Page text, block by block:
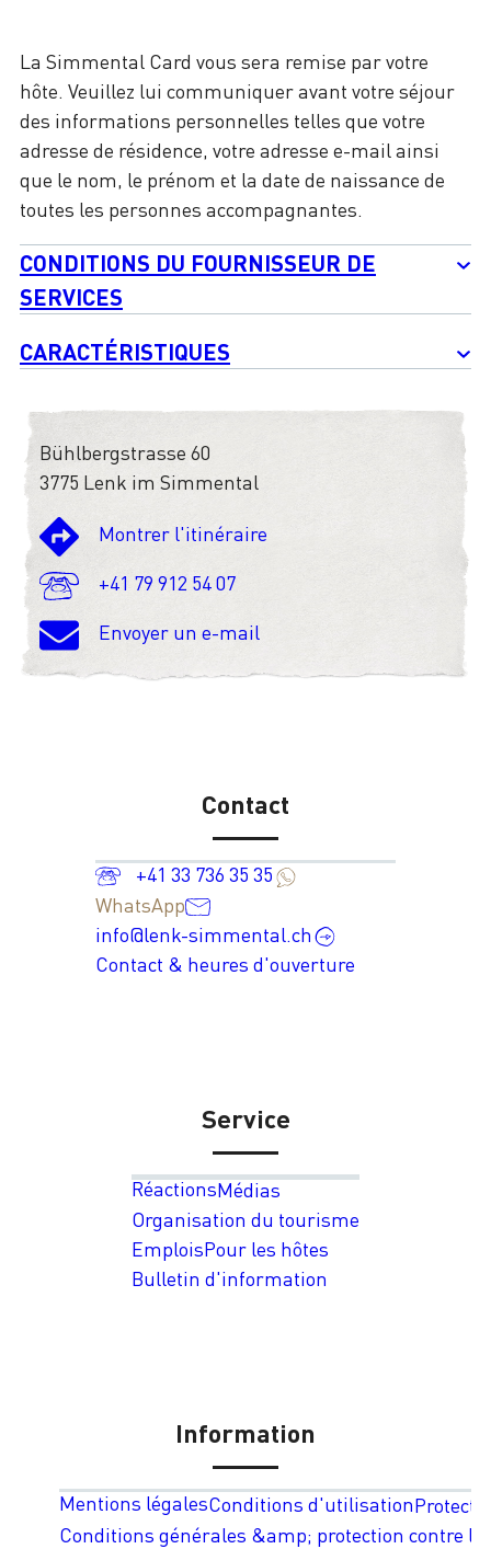
La Simmental Card vous sera remise par votre
hôte. Veuillez lui communiquer avant votre séjour
des informations personnelles telles que votre
adresse de résidence, votre adresse e-mail ainsi
que le nom, le prénom et la date de naissance de
toutes les personnes accompagnantes.
CONDITIONS DU FOURNISSEUR DE
SERVICES
CARACTÉRISTIQUES
Bühlbergstrasse 60
3775 Lenk im Simmental
Montrer l'itinéraire
+41 79 912 54 07
Envoyer un e-mail
Contact
+41 33 736 35 35
WhatsApp
info@lenk-simmental.ch
Contact & heures d'ouverture
Service
RéactionsMédias
Organisation du tourisme
EmploisPour les hôtes
Bulletin d'information
Information
Mentions légalesConditions d'utilisation
Conditions générales &amp; protection contre